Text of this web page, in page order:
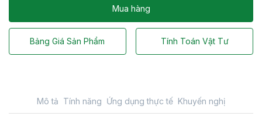
Mua hàng
Bảng Giá Sản Phẩm Tính Toán Vật Tư
Mô tả Tính năng Ứng dụng thực tế Khuyến nghị